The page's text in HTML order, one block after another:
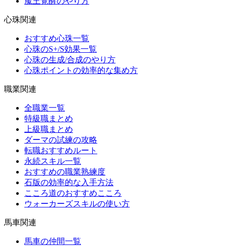
心珠関連
おすすめ心珠一覧
心珠のS+/S効果一覧
心珠の生成/合成のやり方
心珠ポイントの効率的な集め方
職業関連
全職業一覧
特級職まとめ
上級職まとめ
ダーマの試練の攻略
転職おすすめルート
永続スキル一覧
おすすめの職業熟練度
石版の効率的な入手方法
こころ道のおすすめこころ
ウォーカーズスキルの使い方
馬車関連
馬車の仲間一覧